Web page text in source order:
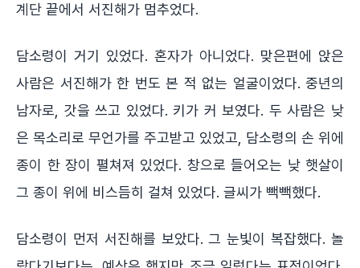
계단 끝에서 서진해가 멈추었다.
담소령이 거기 있었다. 혼자가 아니었다. 맞은편에 앉은
사람은 서진해가 한 번도 본 적 없는 얼굴이었다. 중년의
남자로, 갓을 쓰고 있었다. 키가 커 보였다. 두 사람은 낮
은 목소리로 무언가를 주고받고 있었고, 담소령의 손 위에
종이 한 장이 펼쳐져 있었다. 창으로 들어오는 낮 햇살이
그 종이 위에 비스듬히 걸쳐 있었다. 글씨가 빽빽했다.
담소령이 먼저 서진해를 보았다. 그 눈빛이 복잡했다. 놀